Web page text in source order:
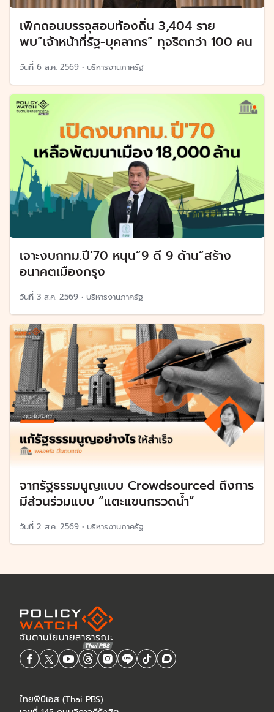
เพิกถอนบรรจุสอบท้องถิ่น 3,404 ราย
พบ”เจ้าหน้าที่รัฐ-บุคลากร” ทุจริตกว่า 100 คน
วันที่ 6 ส.ค. 2569 • บริหารงานภาครัฐ
เจาะงบกทม.ปี’70 หนุน”9 ดี 9 ด้าน”สร้าง
อนาคตเมืองกรุง
วันที่ 3 ส.ค. 2569 • บริหารงานภาครัฐ
จากรัฐธรรมนูญแบบ Crowdsourced ถึงการ
มีส่วนร่วมแบบ “แตะแขนกรวดน้ำ”
วันที่ 2 ส.ค. 2569 • บริหารงานภาครัฐ
ไทยพีบีเอส (Thai PBS)